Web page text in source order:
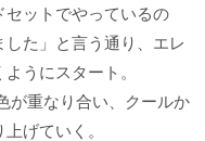
セットでやっているの
た」と言う通り、エレ
うにスタート。
が重なり合い、クールか
げていく。